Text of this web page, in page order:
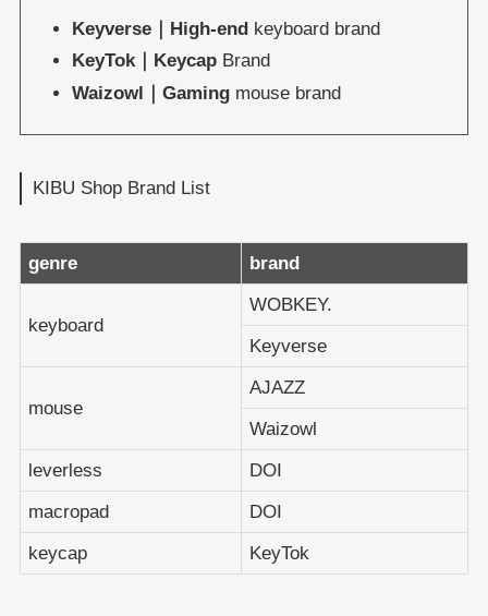
Keyverse｜High-endkeyboard brand
KeyTok｜KeycapBrand
Waizowl｜Gamingmouse brand
KIBU Shop Brand List
genre brand
keyboard
WOBKEY.
Keyverse
mouse
AJAZZ
Waizowl
leverless
DOI
macropad
DOI
keycap
KeyTok